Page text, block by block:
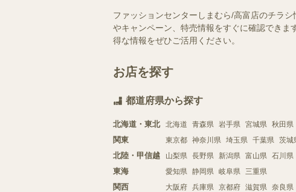
ファッションセンターしまむら/高富店のチラ
やキャンペーン、特売情報をすぐに確認でき
得な情報をぜひご活用ください。
お店を探す
都道府県から探す
北海道・東北 北海道 青森県 岩手県 宮城県 秋田県
関東 東京都 神奈川県 埼玉県 千葉県 茨城
北陸・甲信越 山梨県 長野県 新潟県 富山県 石川県
東海 愛知県 静岡県 岐阜県 三重県
関西 大阪府 兵庫県 京都府 滋賀県 奈良県